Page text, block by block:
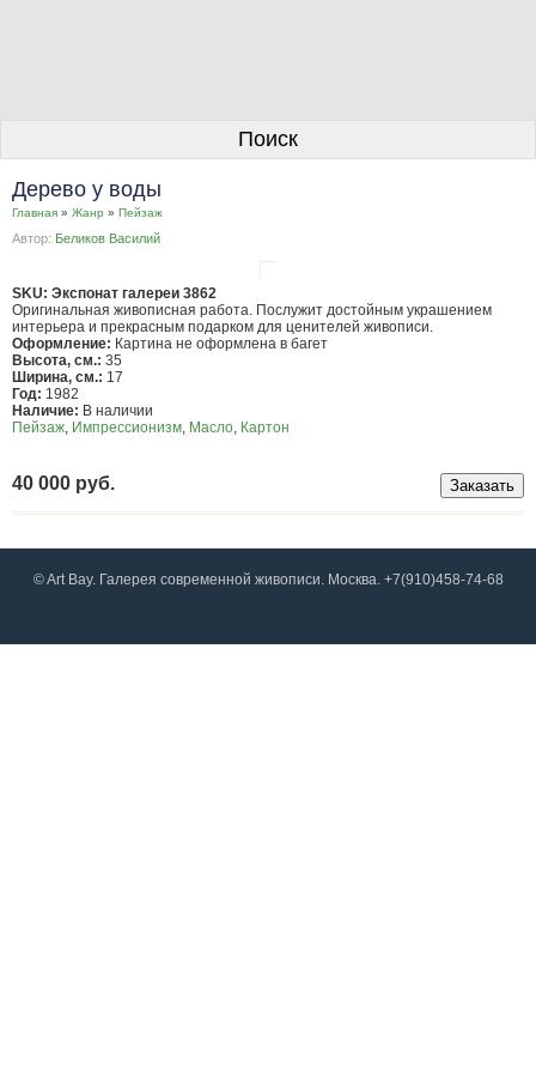
Информация для покупателей
Контакты
Личный кабинет
Поиск
Дерево у воды
Главная » Жанр » Пейзаж
Автор: Беликов Василий
SKU: Экспонат галереи 3862
Оригинальная живописная работа. Послужит достойным украшением
интерьера и прекрасным подарком для ценителей живописи.
Оформление: Картина не оформлена в багет
Высота, см.: 35
Ширина, см.: 17
Год: 1982
Наличие: В наличии
Пейзаж Импрессионизм Масло Картон
40 000 руб.
© Art Bay. Галерея современной живописи. Москва. +7(910)458-74-68